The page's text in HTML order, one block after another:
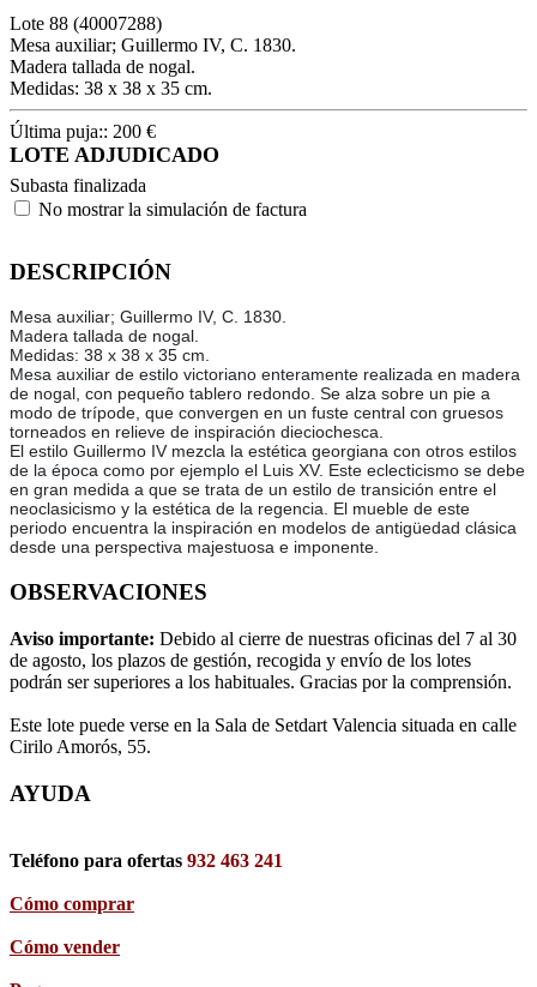
Lote 88 (40007288)
Mesa auxiliar; Guillermo IV, C. 1830.
Madera tallada de nogal.
Medidas: 38 x 38 x 35 cm.
Última puja:: 200 €
LOTE ADJUDICADO
Subasta finalizada
No mostrar la simulación de factura
DESCRIPCIÓN
Mesa auxiliar; Guillermo IV, C. 1830.
Madera tallada de nogal.
Medidas: 38 x 38 x 35 cm.
Mesa auxiliar de estilo victoriano enteramente realizada en madera
de nogal, con pequeño tablero redondo. Se alza sobre un pie a
modo de trípode, que convergen en un fuste central con gruesos
torneados en relieve de inspiración dieciochesca.
El estilo Guillermo IV mezcla la estética georgiana con otros estilos
de la época como por ejemplo el Luis XV. Este eclecticismo se debe
en gran medida a que se trata de un estilo de transición entre el
neoclasicismo y la estética de la regencia. El mueble de este
periodo encuentra la inspiración en modelos de antigüedad clásica
desde una perspectiva majestuosa e imponente.
OBSERVACIONES
Aviso importante: Debido al cierre de nuestras oficinas del 7 al 30
de agosto, los plazos de gestión, recogida y envío de los lotes
podrán ser superiores a los habituales. Gracias por la comprensión.
Este lote puede verse en la Sala de Setdart Valencia situada en calle
Cirilo Amorós, 55.
AYUDA
Teléfono para ofertas 932 463 241
Cómo comprar
Cómo vender